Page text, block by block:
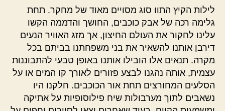
לילות הקיץ התוו סוג מסויים מאוד של מחקר. תחת
גלימה רכה של אבק כוכבים, החושך והדממה הקשו
עלינו לחקור את העולם החיצון, אך מזג האוויר הנעים
דירבן אותנו להשאיר את בני משפחתנו בביתם בכל
מקרה. תנאים אלו הובילו אותנו באופן טבעי להתבוננות
עצמית, אותה נהגנו לבצע פזורים לאורך קו המים או על
הסלעים המחורצים תחת אור הכוכבים. חלקנו היו
נשאבים לתוך מערבולות שיח פילוסופיות על אתיקה